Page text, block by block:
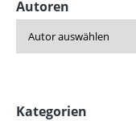
Autoren
Kategorien